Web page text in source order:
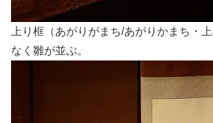
上り框（あがりがまち/あがりかまち・
なく雛が並ぶ。